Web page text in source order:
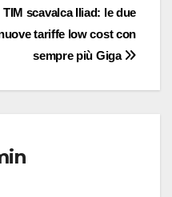
TIM scavalca Iliad: le due
tariffe low cost con
sempre più Giga